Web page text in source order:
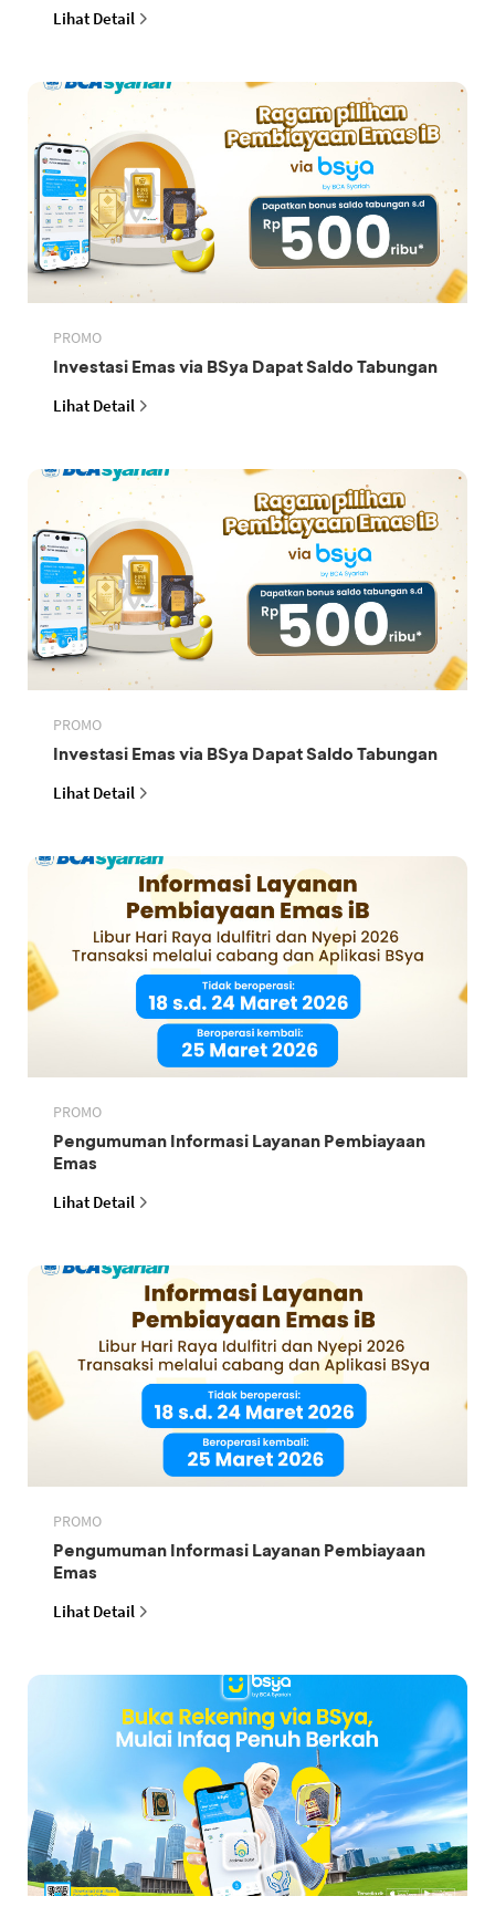
Lihat Detail
PROMO
Investasi Emas via BSya Dapat Saldo Tabungan
Lihat Detail
PROMO
Investasi Emas via BSya Dapat Saldo Tabungan
Lihat Detail
PROMO
Pengumuman Informasi Layanan Pembiayaan
Emas
Lihat Detail
PROMO
Pengumuman Informasi Layanan Pembiayaan
Emas
Lihat Detail